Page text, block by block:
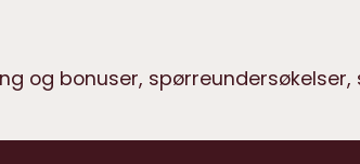
og bonuser,